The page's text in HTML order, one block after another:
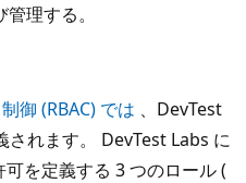
理する。
御 (RBAC) では 、DevTest
されます。 DevTest Labs に
を定義する 3 つのロール (